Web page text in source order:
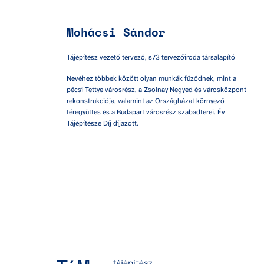
Mohácsi Sándor
Tájépítész vezető tervező, s73 tervezőiroda társalapító
Nevéhez többek között olyan munkák fűződnek, mint a
pécsi Tettye városrész, a Zsolnay Negyed és városközpont
rekonstrukciója, valamint az Országházat környező
téregyüttes és a Budapart városrész szabadterei. Év
Tájépítésze Díj díjazott.